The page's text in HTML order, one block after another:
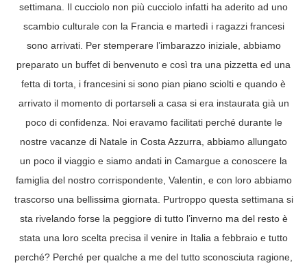
settimana. Il cucciolo non più cucciolo infatti ha aderito ad uno
scambio culturale con la Francia e martedì i ragazzi francesi
sono arrivati. Per stemperare l’imbarazzo iniziale, abbiamo
preparato un buffet di benvenuto e così tra una pizzetta ed una
fetta di torta, i francesini si sono pian piano sciolti e quando è
arrivato il momento di portarseli a casa si era instaurata già un
poco di confidenza. Noi eravamo facilitati perché durante le
nostre vacanze di Natale in Costa Azzurra, abbiamo allungato
un poco il viaggio e siamo andati in Camargue a conoscere la
famiglia del nostro corrispondente, Valentin, e con loro abbiamo
trascorso una bellissima giornata. Purtroppo questa settimana si
sta rivelando forse la peggiore di tutto l’inverno ma del resto è
stata una loro scelta precisa il venire in Italia a febbraio e tutto
perché? Perché per qualche a me del tutto sconosciuta ragione,